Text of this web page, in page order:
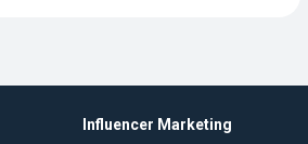
Influencer Marketing